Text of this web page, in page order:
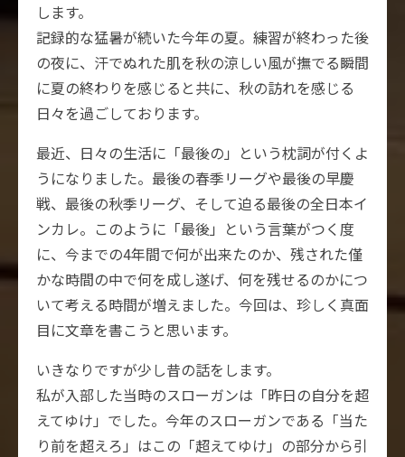
します。
記録的な猛暑が続いた今年の夏。練習が終わった後
の夜に、汗でぬれた肌を秋の涼しい風が撫でる瞬間
に夏の終わりを感じると共に、秋の訪れを感じる
日々を過ごしております。
最近、日々の生活に「最後の」という枕詞が付くよ
うになりました。最後の春季リーグや最後の早慶
戦、最後の秋季リーグ、そして迫る最後の全日本イ
ンカレ。このように「最後」という言葉がつく度
に、今までの4年間で何が出来たのか、残された僅
かな時間の中で何を成し遂げ、何を残せるのかにつ
いて考える時間が増えました。今回は、珍しく真面
目に文章を書こうと思います。
いきなりですが少し昔の話をします。
私が入部した当時のスローガンは「昨日の自分を超
えてゆけ」でした。今年のスローガンである「当た
り前を超えろ」はこの「超えてゆけ」の部分から引